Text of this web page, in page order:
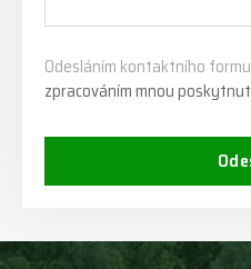
Odesláním kontaktního
zpracováním mnou